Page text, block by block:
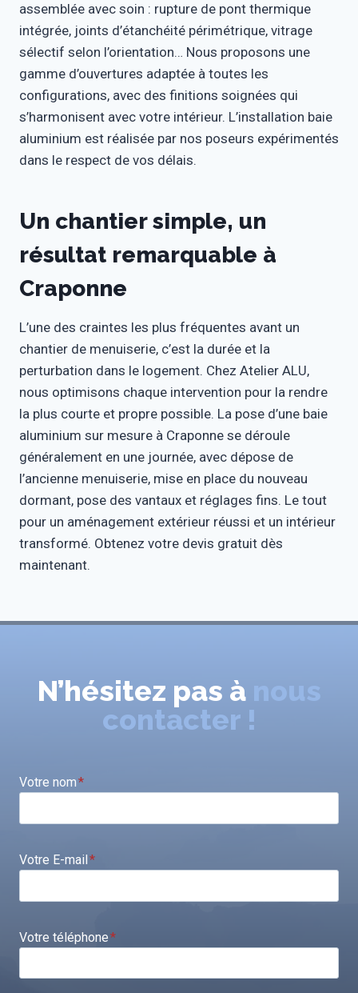
assemblée avec soin : rupture de pont thermique
intégrée, joints d’étanchéité périmétrique, vitrage
sélectif selon l’orientation… Nous proposons une
gamme d’ouvertures adaptée à toutes les
configurations, avec des finitions soignées qui
s’harmonisent avec votre intérieur. L’installation baie
aluminium est réalisée par nos poseurs expérimentés
dans le respect de vos délais.
Un chantier simple, un
résultat remarquable à
Craponne
L’une des craintes les plus fréquentes avant un
chantier de menuiserie, c’est la durée et la
perturbation dans le logement. Chez Atelier ALU,
nous optimisons chaque intervention pour la rendre
la plus courte et propre possible. La pose d’une baie
aluminium sur mesure à Craponne se déroule
généralement en une journée, avec dépose de
l’ancienne menuiserie, mise en place du nouveau
dormant, pose des vantaux et réglages fins. Le tout
pour un aménagement extérieur réussi et un intérieur
transformé. Obtenez votre devis gratuit dès
maintenant.
N’hésitez pas à nous
contacter !
Votre nom*
Votre E-mail*
Votre téléphone*